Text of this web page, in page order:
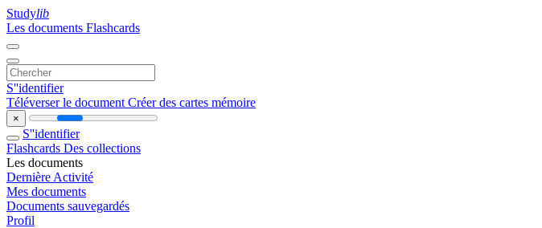
Studylib
Les documents Flashcards
S''identifier
Téléverser le document Créer des cartes mémoire
×
S''identifier
Flashcards Des collections
Les documents
Dernière Activité
Mes documents
Documents sauvegardés
Profil